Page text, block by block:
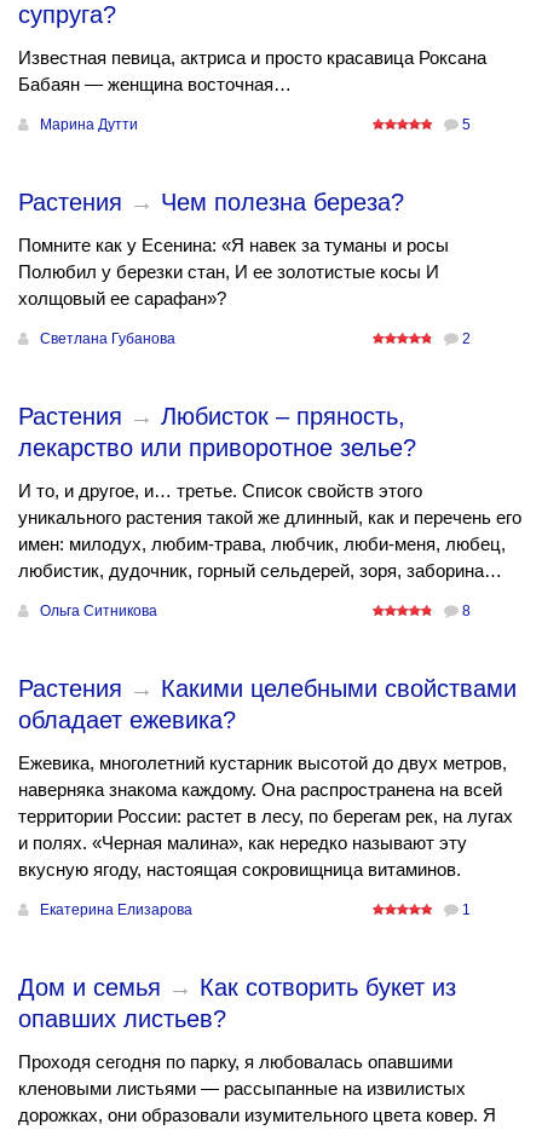
супруга?
Известная певица, актриса и просто красавица Роксана
Бабаян — женщина восточная…
Марина Дутти 5
Растения → Чем полезна береза?
Помните как у Есенина: «Я навек за туманы и росы
Полюбил у березки стан, И ее золотистые косы И
холщовый ее сарафан»?
Светлана Губанова 2
Растения → Любисток – пряность,
лекарство или приворотное зелье?
И то, и другое, и… третье. Список свойств этого
уникального растения такой же длинный, как и перечень его
имен: милодух, любим-трава, любчик, люби-меня, любец,
любистик, дудочник, горный сельдерей, зоря, заборина…
Ольга Ситникова 8
Растения → Какими целебными свойствами
обладает ежевика?
Ежевика, многолетний кустарник высотой до двух метров,
наверняка знакома каждому. Она распространена на всей
территории России: растет в лесу, по берегам рек, на лугах
и полях. «Черная малина», как нередко называют эту
вкусную ягоду, настоящая сокровищница витаминов.
Екатерина Елизарова 1
Дом и семья → Как сотворить букет из
опавших листьев?
Проходя сегодня по парку, я любовалась опавшими
кленовыми листьями — рассыпанные на извилистых
дорожках, они образовали изумительного цвета ковер. Я